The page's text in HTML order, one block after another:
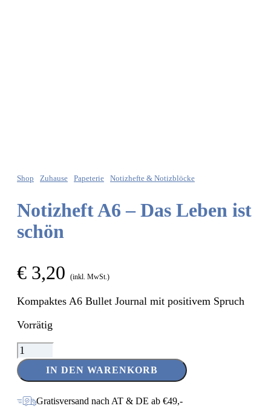
Shop Zuhause Papeterie Notizhefte & Notizblöcke
Notizheft A6 – Das Leben ist
schön
€ 3,20 (inkl. MwSt.)
Kompaktes A6 Bullet Journal mit positivem Spruch
Vorrätig
Notizheft
A6
-
Das
Leben
IN DEN WARENKORB
Gratisversand nach AT & DE ab €49,-